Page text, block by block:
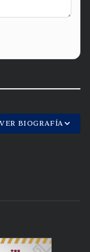
VER BIOGRAFÍA